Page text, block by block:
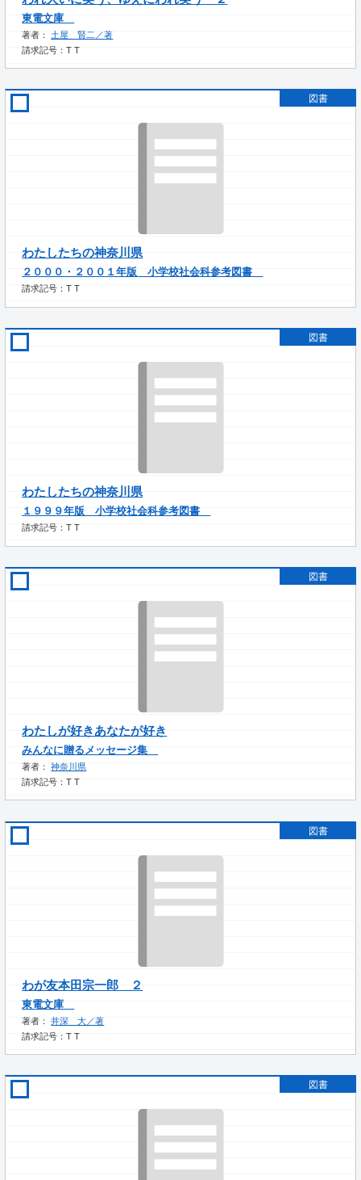
東電文庫
著者： 土屋 賢二／著
請求記号：T T
図書
わたしたちの神奈川県
２０００・２００１年版 小学校社会科参考図書
請求記号：T T
図書
わたしたちの神奈川県
１９９９年版 小学校社会科参考図書
請求記号：T T
図書
わたしが好きあなたが好き
みんなに贈るメッセージ集
著者：神奈川県
請求記号：T T
図書
わが友本田宗一郎 ２
東電文庫
著者：井深 大／著
請求記号：T T
図書